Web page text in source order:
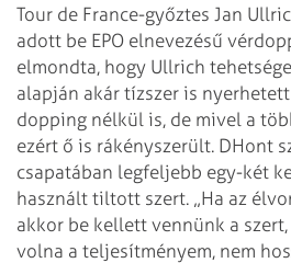
Tour de France-győztes Jan
adott be EPO elnevezésű
elmondta, hogy Ullrich
alapján akár tízszer is
dopping nélkül is, de mivel a
ezért ő is rákényszerült. DHont
csapatában legfeljebb egy-két
használt tiltott szert. „Ha az
akkor be kellett vennünk a
volna a teljesítményem, nem